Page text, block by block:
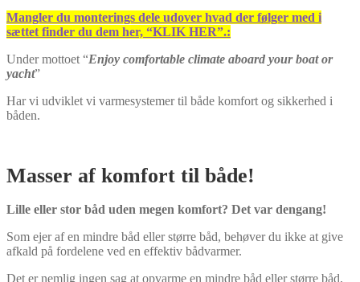
Mangler du monterings dele udover hvad der følger med i
sættet finder du dem her, “KLIK HER”.:
Under mottoet “Enjoy comfortable climate aboard your boat or
yacht”
Har vi udviklet vi varmesystemer til både komfort og sikkerhed i
båden.
Masser af komfort til både!
Lille eller stor båd uden megen komfort? Det var dengang!
Som ejer af en mindre båd eller større båd, behøver du ikke at give
afkald på fordelene ved en effektiv bådvarmer.
Det er nemlig ingen sag at opvarme en mindre båd eller større båd,